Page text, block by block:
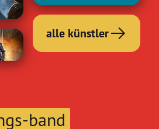
l
y
r
Kelly Clarkson
alle künstler
band